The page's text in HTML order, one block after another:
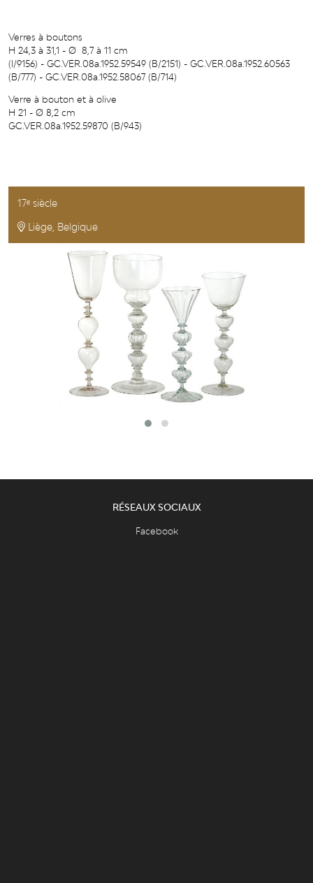
Verres à boutons
H 24,3 à 31,1 - Ø 8,7 à 11 cm
(I/9156) - GC.VER.08a.1952.59549 (B/2151) - GC.VER.08a.1952.60563
(B/777) - GC.VER.08a.1952.58067 (B/714)
Verre à bouton et à olive
H 21 - Ø 8,2 cm
GC.VER.08a.1952.59870 (B/943)
17ᵉ siècle
Liège, Belgique
RÉSEAUX SOCIAUX
Facebook